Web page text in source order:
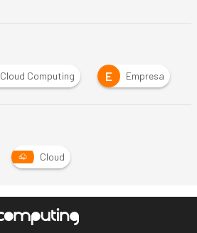
Cloud Computing E Empresa
Cloud